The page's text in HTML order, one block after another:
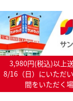
3,980円(税込)以上
8/16（日）にいただ
間をいただく